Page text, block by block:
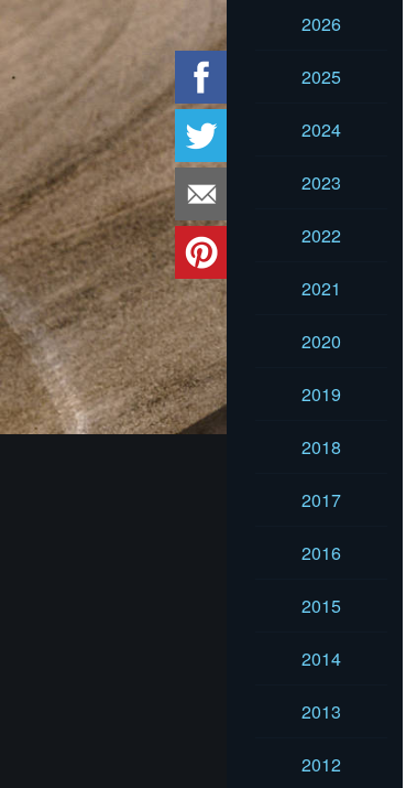
2026
2025
2024
2023
2022
2021
2020
2019
2018
2017
2016
2015
2014
2013
2012